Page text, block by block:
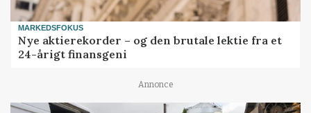
MARKEDSFOKUS
Nye aktierekorder – og den brutale lektie fra et
24-årigt finansgeni
Annonce